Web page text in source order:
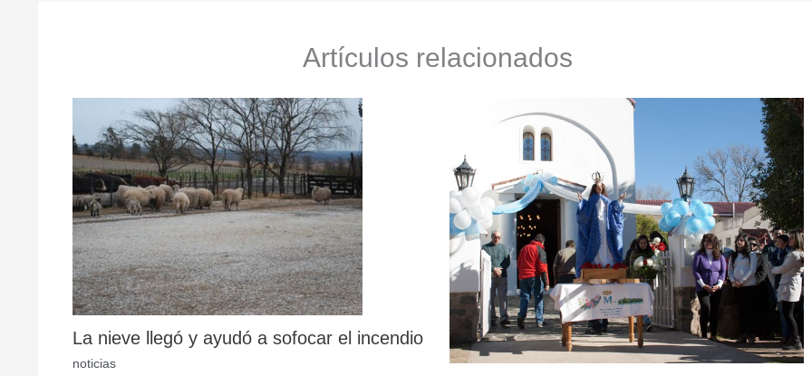
Artículos relacionados
La nieve llegó y ayudó a sofocar el incendio
noticias